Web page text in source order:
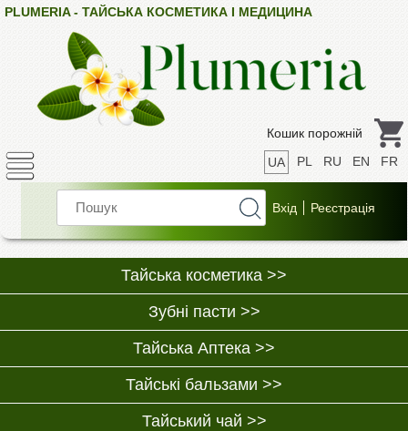
PLUMERIA - ТАЙСЬКА КОСМЕТИКА І МЕДИЦИНА
Кошик порожній
UA
PL RU EN FR
Тайська косметика >>
Зубні пасти >>
Тайська Аптека >>
Тайські бальзами >>
Тайський чай >>